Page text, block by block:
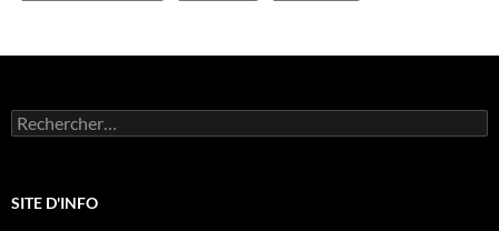
Rechercher :
SITE D'INFO